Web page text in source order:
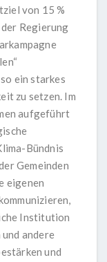
von 15 %
Regierung
ein starkes
zu setzen. Im
aufgeführt
Bündnis
Gemeinden
eigenen
Institution
andere
und